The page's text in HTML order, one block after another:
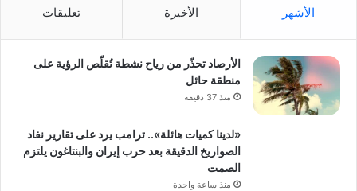
الأشهر الأخيرة تعليقات
الأرصاد تحذّر من رياح نشطة تُقلّص الرؤية على
منطقة حائل
منذ 37 دقيقة
«لدينا كميات هائلة».. ترامب يرد على تقارير نفاد
الصواريخ الدقيقة بعد حرب إيران والبنتاغون يلتزم
الصمت
منذ ساعة واحدة